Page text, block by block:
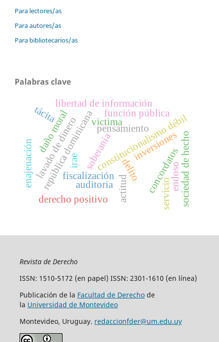
Para lectores/as
Para autores/as
Para bibliotecarios/as
Palabras clave
constitucionalismo débil
república dominicana
fiscalización
auditoria
soberanía
pensamiento
actitud
libertad de información
lavado de dinero delito
daño moral función pública
derecho positivo
inversionessociedad de hecho
irae
tácita
enajenación concordatos
servicio
endoso
victima
Revista de Derecho
ISSN: 1510-5172 (en papel) ISSN: 2301-1610 (en línea)
Publicación de la Facultad de Derechode
la Universidad de Montevideo
Montevideo, Uruguay. redaccionfder@um.edu.uy